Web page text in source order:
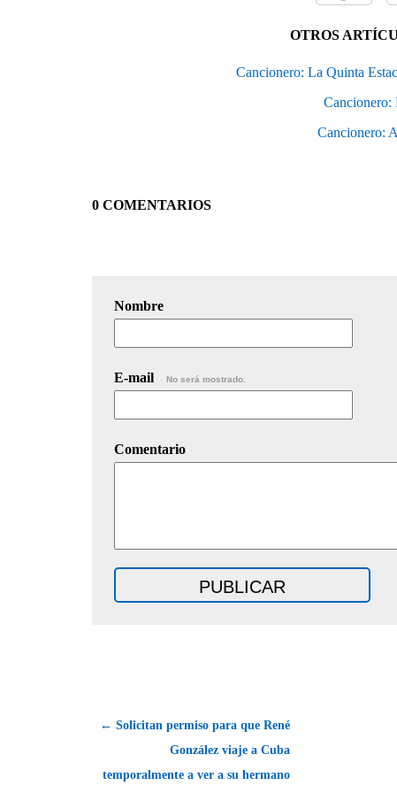
OTROS
Cancionero: La Quinta
Cancionero:
Cancionero:
0 COMENTARIOS
Nombre
E-mail No será mostrado.
Comentario
← Solicitan permiso para que René
González viaje a Cuba
temporalmente a ver a su hermano